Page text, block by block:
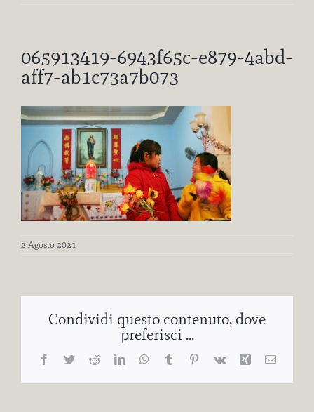
065913419-6943f65c-e879-4abd-
aff7-ab1c73a7b073
2 Agosto 2021
Condividi questo contenuto, dove
preferisci ...
Facebook
TwitterRedditLinkedInWhatsApp
TumblrPinterest
Vk Xing Email